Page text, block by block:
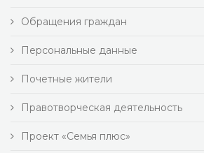
Обращения граждан
Персональные данные
Почетные жители
Правотворческая деятельность
Проект «Семья плюс»